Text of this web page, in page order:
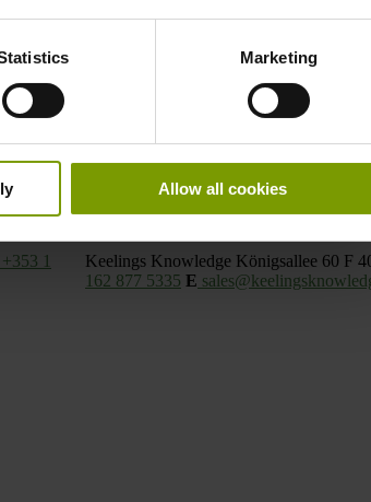
Marketing
Allow all cookies
+353 1
Keelings Knowledge Königsallee 60 F
162 877 5335 E